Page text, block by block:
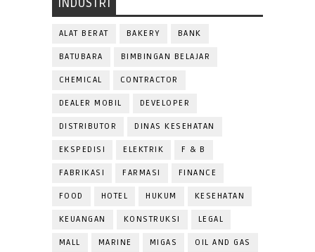
ALAT BERAT BAKERY BANK
BATUBARA BIMBINGAN BELAJAR
CHEMICAL CONTRACTOR
DEALER MOBIL DEVELOPER
DISTRIBUTOR DINAS KESEHATAN
EKSPEDISI ELEKTRIK F & B
FABRIKASI FARMASI FINANCE
FOOD HOTEL HUKUM KESEHATAN
KEUANGAN KONSTRUKSI LEGAL
MALL MARINE MIGAS OIL AND GAS